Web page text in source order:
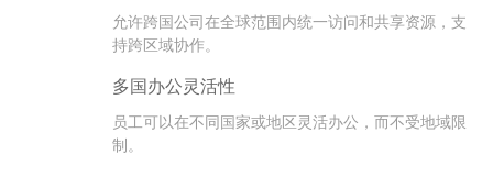
允许跨国公司在全球范围内统一访问和共享资源，支
持跨区域协作。
多国办公灵活性
员工可以在不同国家或地区灵活办公，而不受地域限
制。